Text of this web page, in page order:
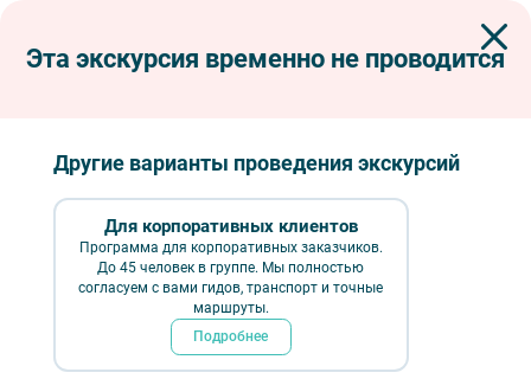
Гатчина: дворцы двух императоров (с
посещением Гатчинского и Приоратского
дворцов)
Эта экскурсия временно не проводится
Другие варианты проведения экскурсий
Для корпоративных клиентов
Программа для корпоративных заказчиков.
До 45 человек в группе. Мы полностью
согласуем с вами гидов, транспорт и точные
маршруты.
Подробнее